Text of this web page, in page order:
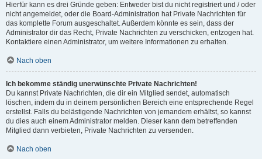
Hierfür kann es drei Gründe geben: Entweder bist du nicht registriert und / oder
nicht angemeldet, oder die Board-Administration hat Private Nachrichten für
das komplette Forum ausgeschaltet. Außerdem könnte es sein, dass der
Administrator dir das Recht, Private Nachrichten zu verschicken, entzogen hat.
Kontaktiere einen Administrator, um weitere Informationen zu erhalten.
Nach oben
Ich bekomme ständig unerwünschte Private Nachrichten!
Du kannst Private Nachrichten, die dir ein Mitglied sendet, automatisch
löschen, indem du in deinem persönlichen Bereich eine entsprechende Regel
erstellst. Falls du belästigende Nachrichten von jemandem erhältst, so kannst
du dies auch einem Administrator melden. Dieser kann dem betreffenden
Mitglied dann verbieten, Private Nachrichten zu versenden.
Nach oben